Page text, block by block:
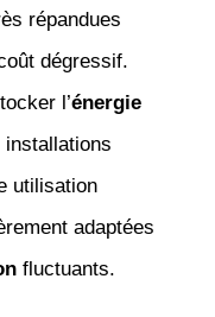
répandues
dégressif.
l’énergie
utilisation
adaptées
fluctuants.